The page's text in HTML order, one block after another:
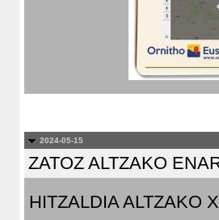
2024-05-15
ZATOZ ALTZAKO
HITZALDIA ALTZAKO